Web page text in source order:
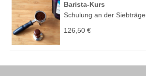
Barista-Kurs
Schulung an der
126,50 €